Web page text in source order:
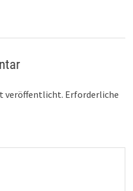
veröffentlicht. Erforderliche